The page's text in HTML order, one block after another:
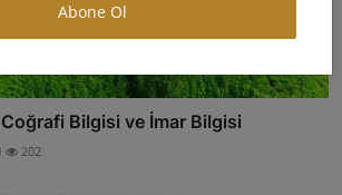
Abone Ol
Bilgisi ve İmar Bilgisi
202